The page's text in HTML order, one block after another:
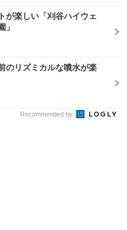
が楽しい「刈谷ハイウェ
」
のリズミカルな噴水が楽
Recommended by